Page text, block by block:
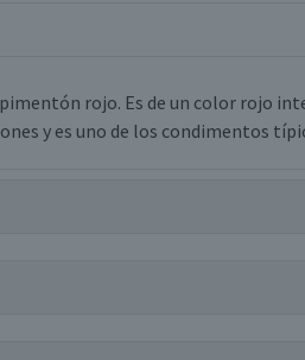
pimentón rojo. Es de un color rojo
y es uno de los condimentos